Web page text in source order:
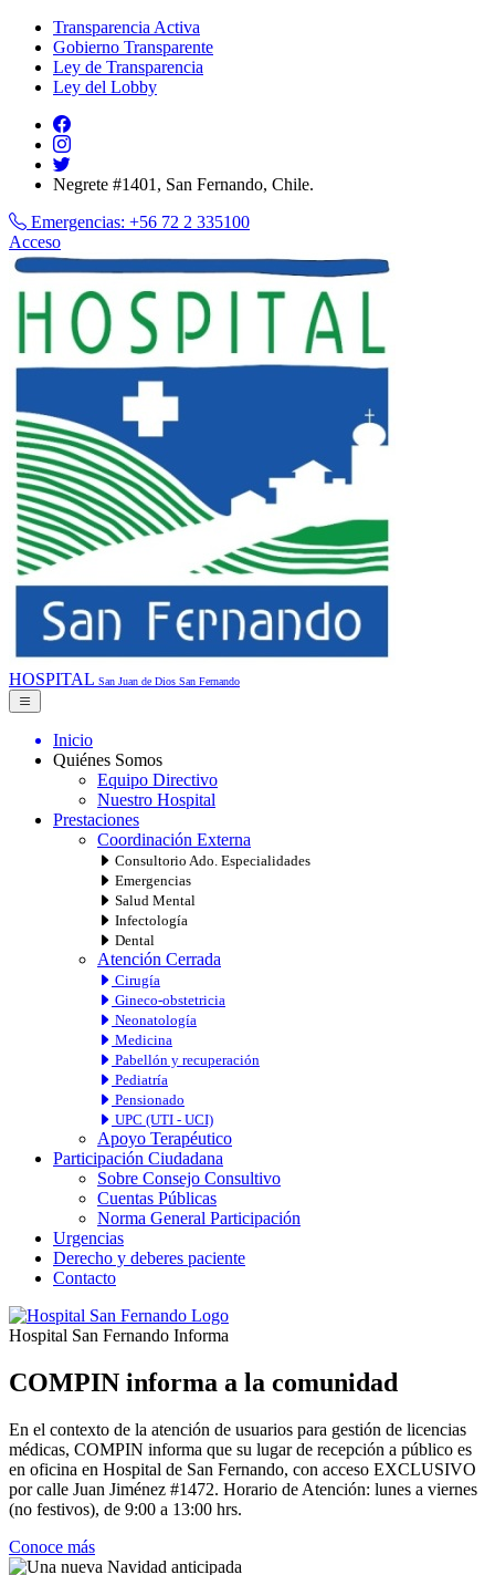
Transparencia Activa
Gobierno Transparente
Ley de Transparencia
Ley del Lobby
Negrete #1401, San Fernando, Chile.
Emergencias: +56 72 2 335100
Acceso
HOSPITAL San Juan de Dios San Fernando
Inicio
Quiénes Somos
Equipo Directivo
Nuestro Hospital
Prestaciones
Coordinación Externa
Consultorio Ado. Especialidades
Emergencias
Salud Mental
Infectología
Dental
Atención Cerrada
Cirugía
Gineco-obstetricia
Neonatología
Medicina
Pabellón y recuperación
Pediatría
Pensionado
UPC (UTI - UCI)
Apoyo Terapéutico
Participación Ciudadana
Sobre Consejo Consultivo
Cuentas Públicas
Norma General Participación
Urgencias
Derecho y deberes paciente
Contacto
Hospital San Fernando Informa
COMPIN informa a la comunidad
En el contexto de la atención de usuarios para gestión de licencias
médicas, COMPIN informa que su lugar de recepción a público es
en oficina en Hospital de San Fernando, con acceso EXCLUSIVO
por calle Juan Jiménez #1472. Horario de Atención: lunes a viernes
(no festivos), de 9:00 a 13:00 hrs.
Conoce más